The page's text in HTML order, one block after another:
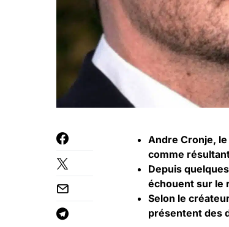
Andre Cronje,
comme
Depuis
échouent sur le
Selon le
présentent des